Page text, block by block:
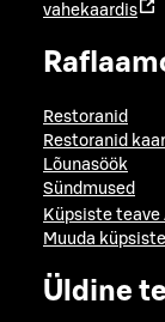
vahekaardis
Restoranid
Restoranid
Lõunasöök
Sündmused
Küpsiste teave
Muuda
Üldine